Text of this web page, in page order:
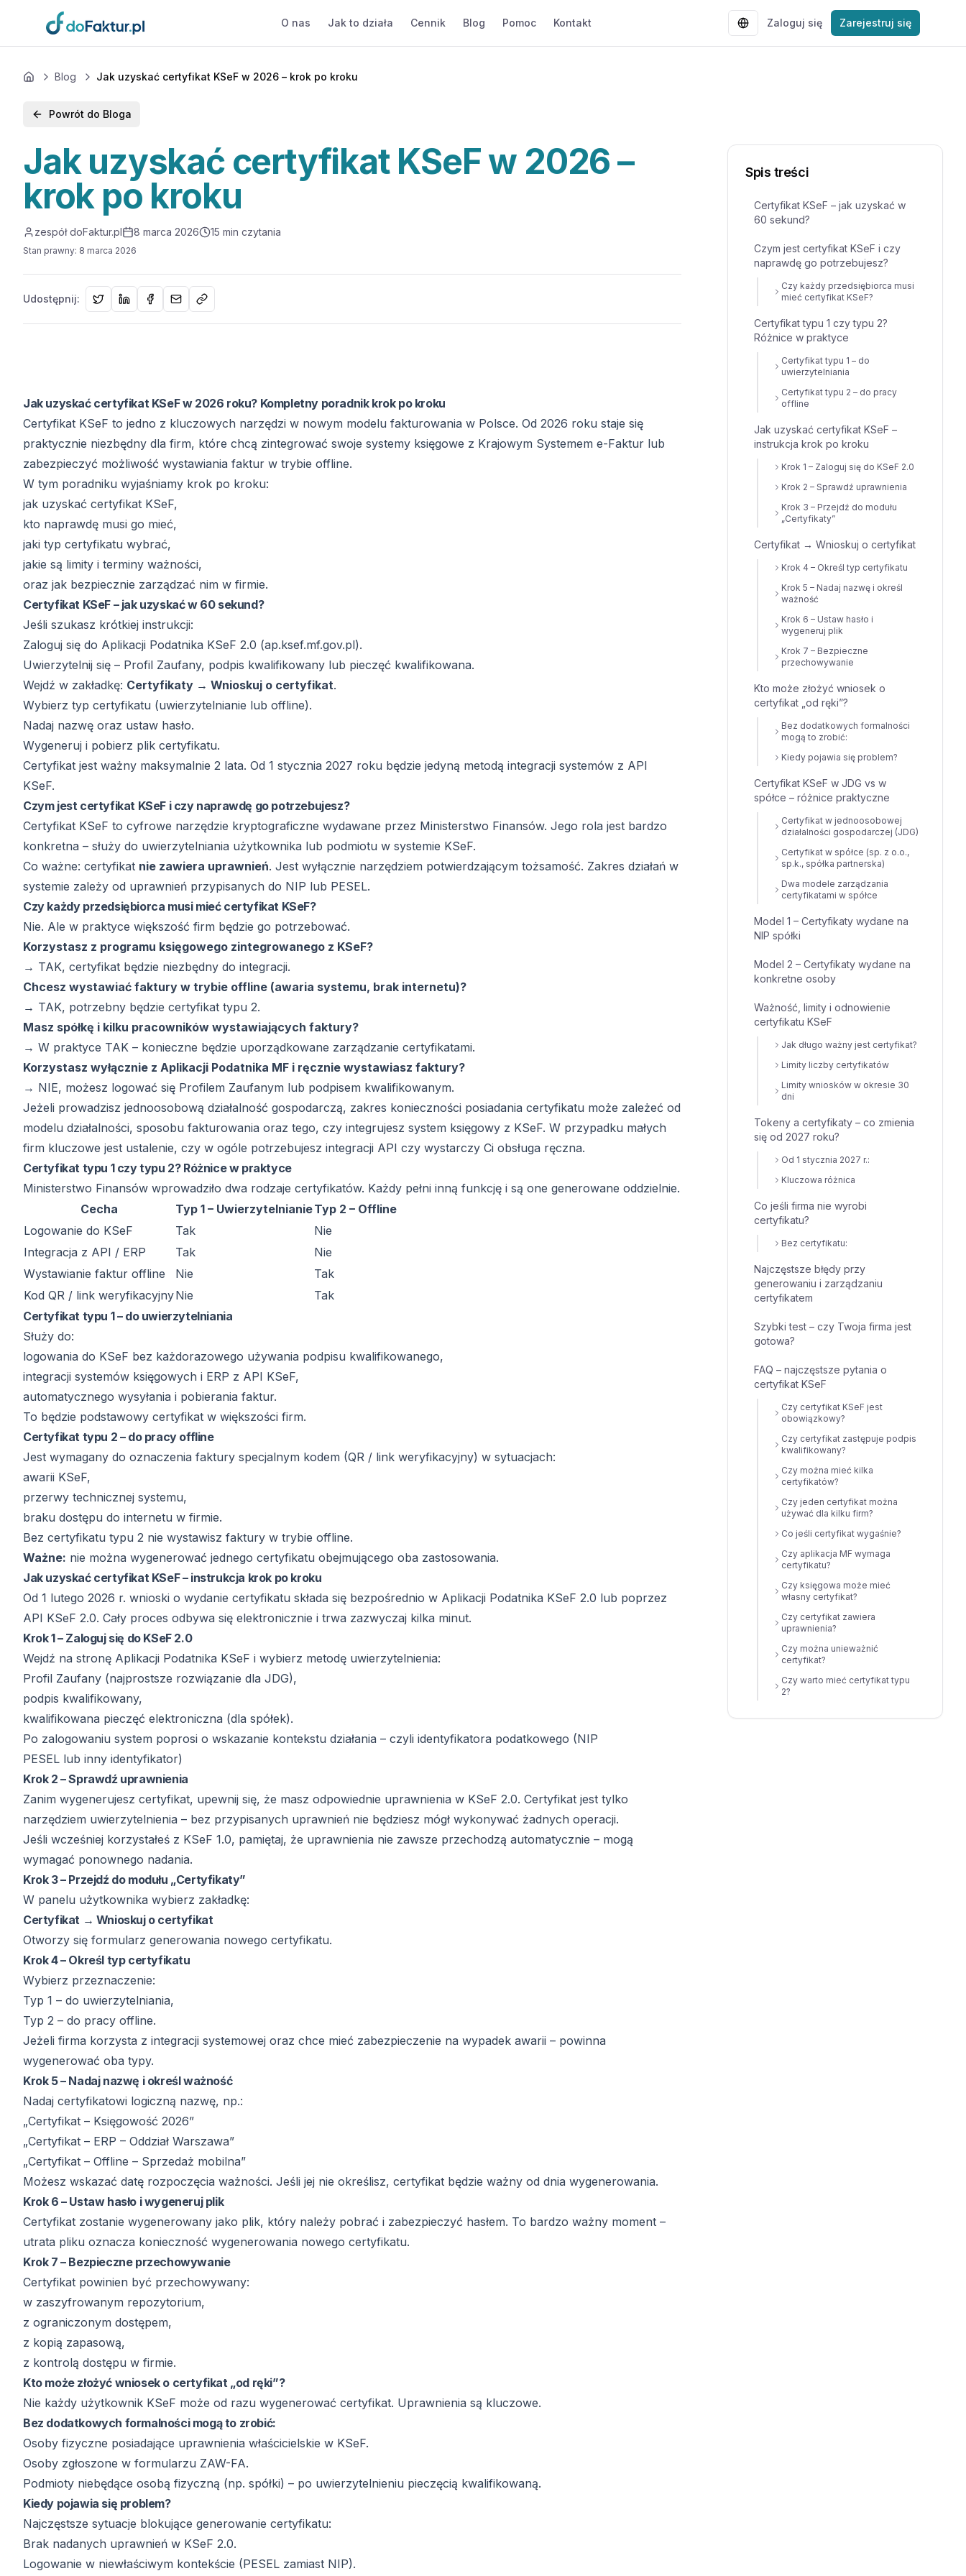
Przejdź do głównej treści
O nas Jak to działa Cennik Blog Pomoc Kontakt Zaloguj się Zarejestruj się
Home Blog Jak uzyskać certyfikat KSeF w 2026 – krok po kroku
Powrót do Bloga
Jak uzyskać certyfikat KSeF w 2026 –
krok po kroku
zespół doFaktur.pl 8 marca 2026 15 min czytania
Stan prawny: 8 marca 2026
Udostępnij:
Jak uzyskać certyfikat KSeF w 2026 roku? Kompletny poradnik krok po kroku
Certyfikat KSeF to jedno z kluczowych narzędzi w nowym modelu fakturowania w Polsce. Od 2026 roku staje się
praktycznie niezbędny dla firm, które chcą zintegrować swoje systemy księgowe z Krajowym Systemem e-Faktur lub
zabezpieczyć możliwość wystawiania faktur w trybie offline.
W tym poradniku wyjaśniamy krok po kroku:
jak uzyskać certyfikat KSeF,
kto naprawdę musi go mieć,
jaki typ certyfikatu wybrać,
jakie są limity i terminy ważności,
oraz jak bezpiecznie zarządzać nim w firmie.
Certyfikat KSeF – jak uzyskać w 60 sekund?
Jeśli szukasz krótkiej instrukcji:
Zaloguj się do Aplikacji Podatnika KSeF 2.0 (ap.ksef.mf.gov.pl).
Uwierzytelnij się – Profil Zaufany, podpis kwalifikowany lub pieczęć kwalifikowana.
Wejdź w zakładkę: Certyfikaty → Wnioskuj o certyfikat.
Wybierz typ certyfikatu (uwierzytelnianie lub offline).
Nadaj nazwę oraz ustaw hasło.
Wygeneruj i pobierz plik certyfikatu.
Certyfikat jest ważny maksymalnie 2 lata. Od 1 stycznia 2027 roku będzie jedyną metodą integracji systemów z API
KSeF.
Czym jest certyfikat KSeF i czy naprawdę go potrzebujesz?
Certyfikat KSeF to cyfrowe narzędzie kryptograficzne wydawane przez Ministerstwo Finansów. Jego rola jest bardzo
konkretna – służy do uwierzytelniania użytkownika lub podmiotu w systemie KSeF.
Co ważne: certyfikat nie zawiera uprawnień. Jest wyłącznie narzędziem potwierdzającym tożsamość. Zakres działań w
systemie zależy od uprawnień przypisanych do NIP lub PESEL.
Czy każdy przedsiębiorca musi mieć certyfikat KSeF?
Nie. Ale w praktyce większość firm będzie go potrzebować.
Korzystasz z programu księgowego zintegrowanego z KSeF?
→ TAK, certyfikat będzie niezbędny do integracji.
Chcesz wystawiać faktury w trybie offline (awaria systemu, brak internetu)?
→ TAK, potrzebny będzie certyfikat typu 2.
Masz spółkę i kilku pracowników wystawiających faktury?
→ W praktyce TAK – konieczne będzie uporządkowane zarządzanie certyfikatami.
Korzystasz wyłącznie z Aplikacji Podatnika MF i ręcznie wystawiasz faktury?
→ NIE, możesz logować się Profilem Zaufanym lub podpisem kwalifikowanym.
Jeżeli prowadzisz jednoosobową działalność gospodarczą, zakres konieczności posiadania certyfikatu może zależeć od
modelu działalności, sposobu fakturowania oraz tego, czy integrujesz system księgowy z KSeF. W przypadku małych
firm kluczowe jest ustalenie, czy w ogóle potrzebujesz integracji API czy wystarczy Ci obsługa ręczna.
Certyfikat typu 1 czy typu 2? Różnice w praktyce
Ministerstwo Finansów wprowadziło dwa rodzaje certyfikatów. Każdy pełni inną funkcję i są one generowane oddzielnie.
Cecha
Typ 1 – UwierzytelnianieTyp 2 – Offline
Logowanie do KSeF
Tak
Nie
Integracja z API / ERP
Tak
Nie
Wystawianie faktur offline
Nie
Tak
Kod QR / link weryfikacyjnyNie
Tak
Certyfikat typu 1 – do uwierzytelniania
Służy do:
logowania do KSeF bez każdorazowego używania podpisu kwalifikowanego,
integracji systemów księgowych i ERP z API KSeF,
automatycznego wysyłania i pobierania faktur.
To będzie podstawowy certyfikat w większości firm.
Certyfikat typu 2 – do pracy offline
Jest wymagany do oznaczenia faktury specjalnym kodem (QR / link weryfikacyjny) w sytuacjach:
awarii KSeF,
przerwy technicznej systemu,
braku dostępu do internetu w firmie.
Bez certyfikatu typu 2 nie wystawisz faktury w trybie offline.
Ważne: nie można wygenerować jednego certyfikatu obejmującego oba zastosowania.
Jak uzyskać certyfikat KSeF – instrukcja krok po kroku
Od 1 lutego 2026 r. wnioski o wydanie certyfikatu składa się bezpośrednio w Aplikacji Podatnika KSeF 2.0 lub poprzez
API KSeF 2.0. Cały proces odbywa się elektronicznie i trwa zazwyczaj kilka minut.
Krok 1 – Zaloguj się do KSeF 2.0
Wejdź na stronę Aplikacji Podatnika KSeF i wybierz metodę uwierzytelnienia:
Profil Zaufany (najprostsze rozwiązanie dla JDG),
podpis kwalifikowany,
kwalifikowana pieczęć elektroniczna (dla spółek).
Po zalogowaniu system poprosi o wskazanie kontekstu działania – czyli identyfikatora podatkowego (NIP
PESEL lub inny identyfikator)
Krok 2 – Sprawdź uprawnienia
Zanim wygenerujesz certyfikat, upewnij się, że masz odpowiednie uprawnienia w KSeF 2.0. Certyfikat jest tylko
narzędziem uwierzytelnienia – bez przypisanych uprawnień nie będziesz mógł wykonywać żadnych operacji.
Jeśli wcześniej korzystałeś z KSeF 1.0, pamiętaj, że uprawnienia nie zawsze przechodzą automatycznie – mogą
wymagać ponownego nadania.
Krok 3 – Przejdź do modułu „Certyfikaty”
W panelu użytkownika wybierz zakładkę:
Certyfikat → Wnioskuj o certyfikat
Otworzy się formularz generowania nowego certyfikatu.
Krok 4 – Określ typ certyfikatu
Wybierz przeznaczenie:
Typ 1 – do uwierzytelniania,
Typ 2 – do pracy offline.
Jeżeli firma korzysta z integracji systemowej oraz chce mieć zabezpieczenie na wypadek awarii – powinna
wygenerować oba typy.
Krok 5 – Nadaj nazwę i określ ważność
Nadaj certyfikatowi logiczną nazwę, np.:
„Certyfikat – Księgowość 2026”
„Certyfikat – ERP – Oddział Warszawa”
„Certyfikat – Offline – Sprzedaż mobilna”
Możesz wskazać datę rozpoczęcia ważności. Jeśli jej nie określisz, certyfikat będzie ważny od dnia wygenerowania.
Krok 6 – Ustaw hasło i wygeneruj plik
Certyfikat zostanie wygenerowany jako plik, który należy pobrać i zabezpieczyć hasłem. To bardzo ważny moment –
utrata pliku oznacza konieczność wygenerowania nowego certyfikatu.
Krok 7 – Bezpieczne przechowywanie
Certyfikat powinien być przechowywany:
w zaszyfrowanym repozytorium,
z ograniczonym dostępem,
z kopią zapasową,
z kontrolą dostępu w firmie.
Kto może złożyć wniosek o certyfikat „od ręki”?
Nie każdy użytkownik KSeF może od razu wygenerować certyfikat. Uprawnienia są kluczowe.
Bez dodatkowych formalności mogą to zrobić:
Osoby fizyczne posiadające uprawnienia właścicielskie w KSeF.
Osoby zgłoszone w formularzu ZAW-FA.
Podmioty niebędące osobą fizyczną (np. spółki) – po uwierzytelnieniu pieczęcią kwalifikowaną.
Kiedy pojawia się problem?
Najczęstsze sytuacje blokujące generowanie certyfikatu:
Brak nadanych uprawnień w KSeF 2.0.
Logowanie w niewłaściwym kontekście (PESEL zamiast NIP).
Spis treści
Certyfikat KSeF – jak uzyskać w
60 sekund?
Czym jest certyfikat KSeF i czy
naprawdę go potrzebujesz?
Czy każdy przedsiębiorca musi
mieć certyfikat KSeF?
Certyfikat typu 1 czy typu 2?
Różnice w praktyce
Certyfikat typu 1 – do
uwierzytelniania
Certyfikat typu 2 – do pracy
offline
Jak uzyskać certyfikat KSeF –
instrukcja krok po kroku
Krok 1 – Zaloguj się do KSeF 2.0
Krok 2 – Sprawdź uprawnienia
Krok 3 – Przejdź do modułu
„Certyfikaty”
Certyfikat → Wnioskuj o certyfikat
Krok 4 – Określ typ certyfikatu
Krok 5 – Nadaj nazwę i określ
ważność
Krok 6 – Ustaw hasło i
wygeneruj plik
Krok 7 – Bezpieczne
przechowywanie
Kto może złożyć wniosek o
certyfikat „od ręki”?
Bez dodatkowych formalności
mogą to zrobić:
Kiedy pojawia się problem?
Certyfikat KSeF w JDG vs w
spółce – różnice praktyczne
Certyfikat w jednoosobowej
działalności gospodarczej (JDG)
Certyfikat w spółce (sp. z o.o.,
sp.k., spółka partnerska)
Dwa modele zarządzania
certyfikatami w spółce
Model 1 – Certyfikaty wydane na
NIP spółki
Model 2 – Certyfikaty wydane na
konkretne osoby
Ważność, limity i odnowienie
certyfikatu KSeF
Jak długo ważny jest certyfikat?
Limity liczby certyfikatów
Limity wniosków w okresie 30
dni
Tokeny a certyfikaty – co zmienia
się od 2027 roku?
Od 1 stycznia 2027 r.:
Kluczowa różnica
Co jeśli firma nie wyrobi
certyfikatu?
Bez certyfikatu:
Najczęstsze błędy przy
generowaniu i zarządzaniu
certyfikatem
Szybki test – czy Twoja firma jest
gotowa?
FAQ – najczęstsze pytania o
certyfikat KSeF
Czy certyfikat KSeF jest
obowiązkowy?
Czy certyfikat zastępuje podpis
kwalifikowany?
Czy można mieć kilka
certyfikatów?
Czy jeden certyfikat można
używać dla kilku firm?
Co jeśli certyfikat wygaśnie?
Czy aplikacja MF wymaga
certyfikatu?
Czy księgowa może mieć
własny certyfikat?
Czy certyfikat zawiera
uprawnienia?
Czy można unieważnić
certyfikat?
Czy warto mieć certyfikat typu
2?